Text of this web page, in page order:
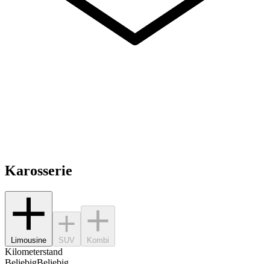
Karosserie
Limousine SUV Kombi
Kilometerstand